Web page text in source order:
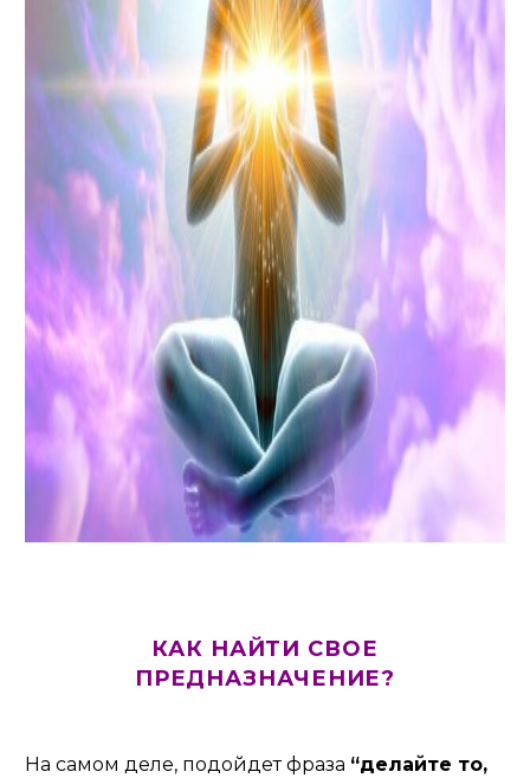
КАК НАЙТИ СВОЕ
ПРЕДНАЗНАЧЕНИЕ?
На самом деле, подойдет фраза “делайте то,